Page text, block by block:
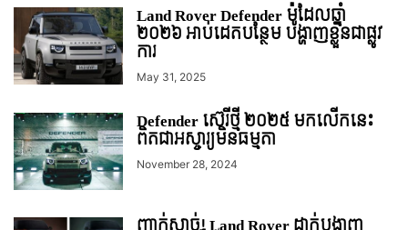
Land Rover Defender ម៉ូដែលឆ្នាំ
២០២៦ អាប់ដេតបន្ថែម បង្ហាញខ្លួនជាផ្លូវ
ការ
May 31, 2025
Defender ស៊េរីថ្មី ២០២៥ មកលើកនេះ
ពិតជាអស្ចារ្យមិនធម្មតា‍
November 28, 2024